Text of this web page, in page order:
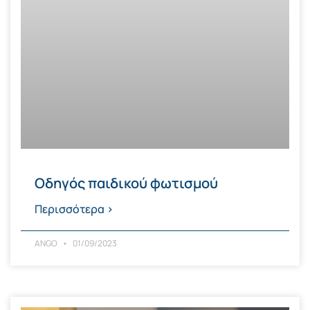
Οδηγός παιδικού φωτισμού
Περισσότερα >
ANGO 01/09/2023